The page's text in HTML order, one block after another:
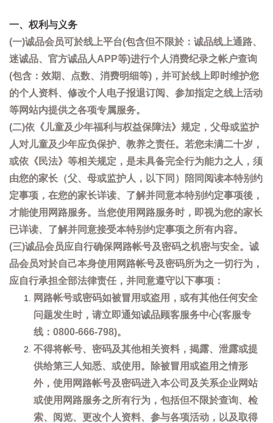
一、权利与义务
(一)诚品会员可於线上平台(包含但不限於：诚品线上通路、
迷诚品、官方诚品人APP等)进行个人消费纪录之帐户查询
(包含：效期、点数、消费明细等)，并可於线上即时维护您
的个人资料、修改个人电子报退订阅、参加指定之线上活动
等网站内提供之各项专属服务。
(二)依《儿童及少年福利与权益保障法》规定，父母或监护
人对儿童及少年应负保护、教养之责任。若您未满二十岁，
或依《民法》等相关规定，是未具备完全行为能力之人，须
由您的家长（父、母或监护人，以下同）陪同阅读本特别约
定事项，在您的家长详读、了解并同意本特别约定事项後，
才能使用网路服务。当您使用网路服务时，即视为您的家长
已详读、了解并同意接受本特别约定事项之所有内容。
(三)诚品会员应自行确保网路帐号及密码之机密与安全。诚
品会员对於自己本身使用网路帐号及密码所为之一切行为，
应自行承担全部法律责任，并同意遵守以下事项：
网路帐号或密码如被冒用或盗用，或有其他任何安全
问题发生时，请立即通知诚品顾客服务中心(客服专
线：0800-666-798)。
不得将帐号、密码及其他相关资料，揭露、泄露或提
供给第三人知悉、或使用。除被冒用或盗用之情形
外，使用网路帐号及密码进入本公司及关系企业网站
或使用网路服务之所有行为，包括但不限於查询、检
索、阅览、更改个人资料、参与各项活动，以及取得